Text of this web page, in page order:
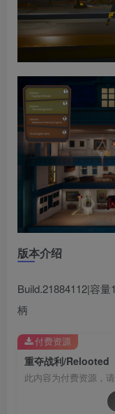
版本介绍
Build.21884112|容
柄
重夺战利/Relooted
此内容为付费资源，
付费资源